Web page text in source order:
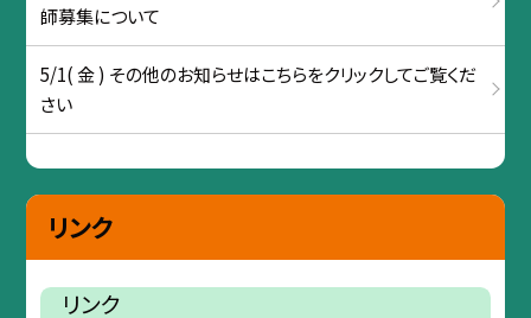
師募集について
5/1( 金 ) その他のお知らせはこちらをクリックしてご覧くだ
さい
リンク
リンク